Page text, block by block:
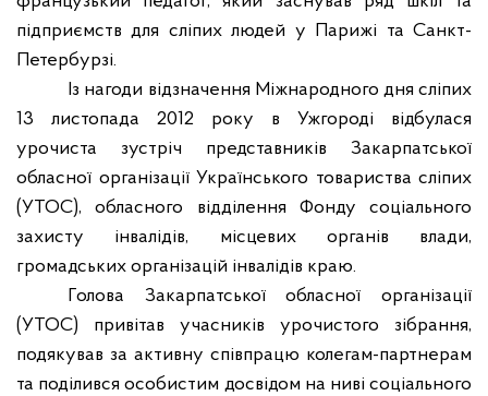
підприємств для сліпих людей у Парижі та Санкт-
Петербурзі.
Із нагоди відзначення Міжнародного дня сліпих
13 листопада 2012 року в Ужгороді відбулася
урочиста зустріч представників Закарпатської
обласної організації Українського товариства сліпих
(УТОС), обласного відділення Фонду соціального
захисту інвалідів, місцевих органів влади,
громадських організацій інвалідів краю.
Голова Закарпатської обласної організації
(УТОС) привітав учасників урочистого зібрання,
подякував за активну співпрацю колегам-партнерам
та поділився особистим досвідом на ниві соціального